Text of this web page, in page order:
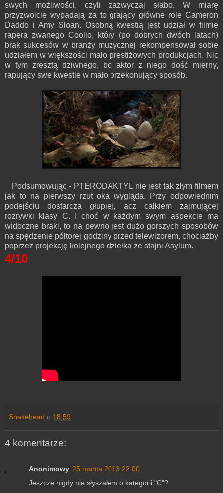
swych możliwości, czyli zazwyczaj słabo. W miarę
przyzwoicie wypadają za to grający główne role Cameron
Daddo i Amy Sloan. Osobną kwestią jest udział w filmie
rapera zwanego Coolio, który (po dobrych dwóch latach)
brak sukcesów w branży muzycznej rekompensował sobie
udziałem w większości mało prestiżowych produkcjach. Nic
w tym zresztą dziwnego, bo aktor z niego dość mierny,
rapujący swe kwestie w mało przekonujący sposób.
Podsumowując - PTERODAKTYL nie jest tak złym filmem
jak to na pierwszy rzut oka wygląda. Przy odpowiednim
podejściu dostarcza głupiej, acz całkiem zajmującej
rozrywki klasy C. I choć w każdym swym aspekcie ma
widoczne braki, to na pewno jest dużo gorszych sposobów
na spędzenie półtorej godziny przed telewizorem, chociażby
poprzez projekcję kolejnego dziełka ze stajni Asylum.
4/10
Snakehead o 18:59
4 komentarze:
Anonimowy 25 marca 2013 22:00
Jeszcze nigdy nie słyszałem o kategorii "C"?